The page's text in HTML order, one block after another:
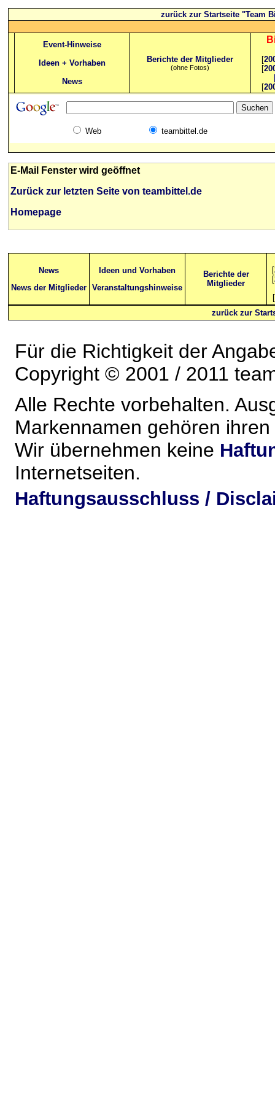
zurück zur Startseite "Team
Event-Hinweise
Ideen + Vorhaben
News
Berichte der Mitglieder
(ohne Fotos)
[
[
[
Web teambittel.de
E-Mail Fenster wird geöffnet
Zurück zur letzten Seite von teambittel.de
Homepage
News
News der Mitglieder
Ideen und Vorhaben
Veranstaltungshinweise
Berichte der
Mitglieder
[
[
[
zurück zur
Für die Richtigkeit der
Copyright © 2001 / 2011
Alle Rechte vorbehalten.
Markennamen gehören
Wir übernehmen keine
Internetseiten.
Haftungsausschluss /